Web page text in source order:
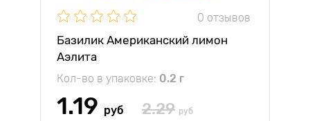
0 отзывов
Базилик Американский лимон
Аэлита
Кол-во в упаковке: 0.2 г
1.19 руб 2.29 руб